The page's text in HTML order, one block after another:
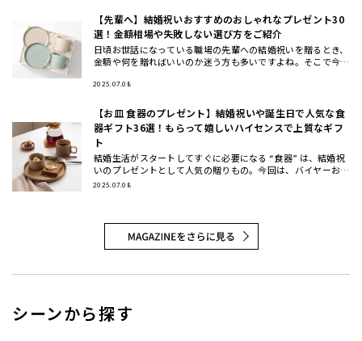
【先輩へ】結婚祝いおすすめのおしゃれなプレゼント30
選！金額相場や失敗しない選び方をご紹介
日頃お世話になっている職場の先輩への結婚祝いを贈るとき、
金額や何を贈ればいいのか迷う方も多いですよね。そこで今回
などのマナー
2025.07.08
【お皿 食器のプレゼント】結婚祝いや誕生日で人気な食
器ギフト36選！もらって嬉しいハイセンスで上質なギフ
ト
結婚生活がスタートしてすぐに必要になる “食器” は、結婚祝
いのプレゼントとして人気の贈りもの。今回は、バイヤーおす
すめの食器ギフトをご紹介します。大切な方に喜んでもらえる
2025.07.08
シーンから探す